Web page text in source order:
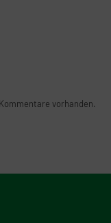
vorhanden.